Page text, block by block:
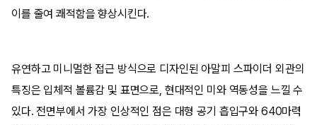
이를 줄여 쾌적함을 향상시킨다.
유연하고 미니멀한 접근 방식으로 디자인된 아말피 스파이더 외관의
특징은 입체적 볼륨감 및 표면으로, 현대적인 미와 역동성을 느낄 수
있다. 전면부에서 가장 인상적인 점은 대형 공기 흡입구와 640마력